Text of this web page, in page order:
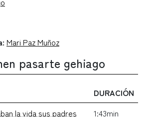
Mari Paz Muñoz
pasarte gehiago
DURACIÓN
la vida sus padres
1:43min